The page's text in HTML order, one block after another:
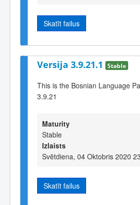
Skatīt failus
Versija 3.9.21.1 Stable
This is the Bosnian Language
3.9.21
Maturity
Stable
Izlaists
Svētdiena, 04 Oktobris 2020
Skatīt failus